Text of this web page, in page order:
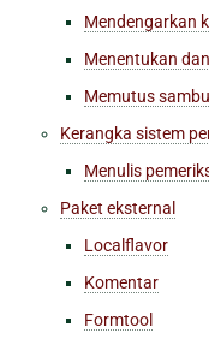
Mendengarkan
Menentukan
Memutus
Kerangka sistem
Menulis
Paket eksternal
Localflavor
Komentar
Formtool